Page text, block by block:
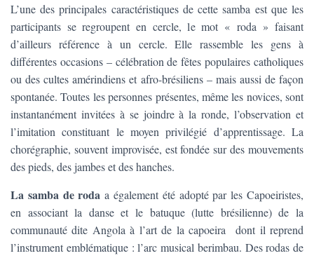
L’une des principales caractéristiques de cette samba est que les
participants se regroupent en cercle, le mot « roda » faisant
d’ailleurs référence à un cercle. Elle rassemble les gens à
différentes occasions – célébration de fêtes populaires catholiques
ou des cultes amérindiens et afro-brésiliens – mais aussi de façon
spontanée. Toutes les personnes présentes, même les novices, sont
instantanément invitées à se joindre à la ronde, l’observation et
l’imitation constituant le moyen privilégié d’apprentissage. La
chorégraphie, souvent improvisée, est fondée sur des mouvements
des pieds, des jambes et des hanches.
La samba de roda a également été adopté par les Capoeiristes,
en associant la danse et le batuque (lutte brésilienne) de la
communauté dite Angola à l’art de la capoeira dont il reprend
l’instrument emblématique : l’arc musical berimbau. Des rodas de